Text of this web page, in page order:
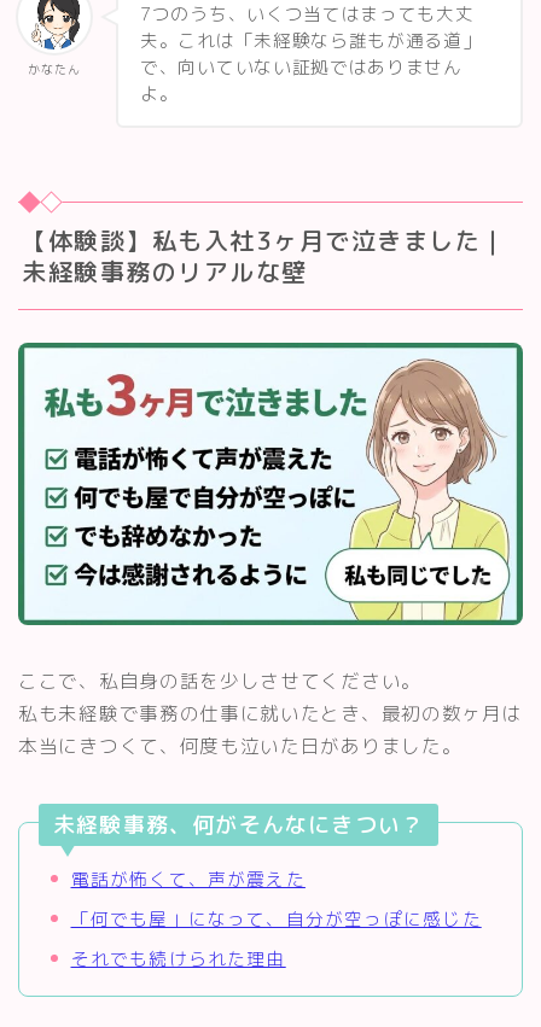
かなたん
7つのうち、いくつ当てはまっても大丈
夫。これは「未経験なら誰もが通る道」
で、向いていない証拠ではありません
よ。
【体験談】私も入社3ヶ月で泣きました｜
未経験事務のリアルな壁
ここで、私自身の話を少しさせてください。
私も未経験で事務の仕事に就いたとき、最初の数ヶ月は
本当にきつくて、何度も泣いた日がありました。
未経験事務、何がそんなにきつい？
電話が怖くて、声が震えた
「何でも屋」になって、自分が空っぽに感じた
それでも続けられた理由